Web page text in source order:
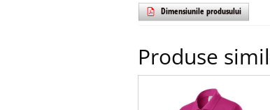
Dimensiunile produsului
Produse